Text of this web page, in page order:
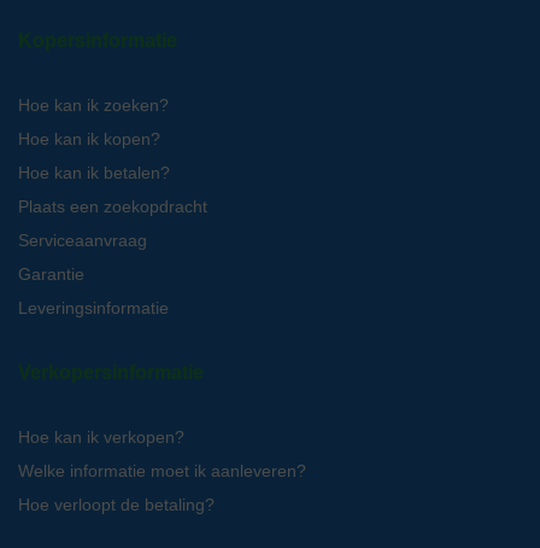
Kopersinformatie
Hoe kan ik zoeken?
Hoe kan ik kopen?
Hoe kan ik betalen?
Plaats een zoekopdracht
Serviceaanvraag
Garantie
Leveringsinformatie
Verkopersinformatie
Hoe kan ik verkopen?
Welke informatie moet ik aanleveren?
Hoe verloopt de betaling?